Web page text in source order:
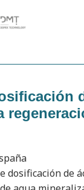
dosificación de